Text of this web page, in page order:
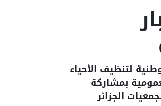
لتنظيف الأحياء
بمشاركة
الجزائر